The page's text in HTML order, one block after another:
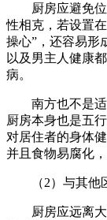
厨房应避免
性相克，若设置
操心”，还容易形
以及男主人健康
病。
南方也不是
厨房本身也是五
对居住者的身体
并且食物易腐化
（2）与其
厨房应远离